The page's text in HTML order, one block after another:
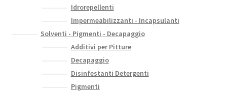
Idrorepellenti
Impermeabilizzanti - Incapsulanti
Solventi - Pigmenti - Decapaggio
Additivi per Pitture
Decapaggio
Disinfestanti Detergenti
Pigmenti